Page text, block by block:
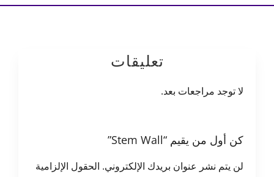
تعليقات
لا توجد مراجعات بعد.
كن أول من يقيم “Stem Wall”
لن يتم نشر عنوان بريدك الإلكتروني. الحقول الإلزامية